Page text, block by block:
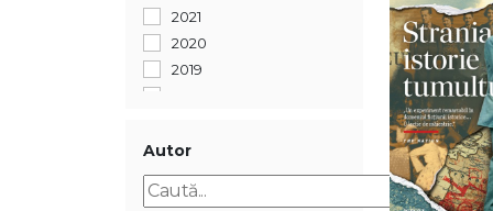
2021
2020
2019
2016
2015
2014
Autor